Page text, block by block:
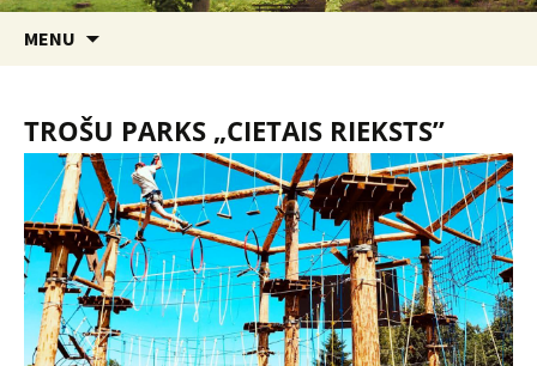
MENU
TROŠU PARKS „CIETAIS RIEKSTS”